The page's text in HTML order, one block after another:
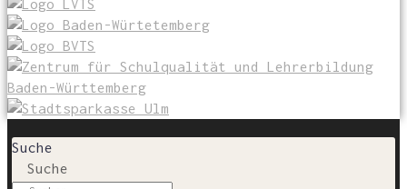
Suche
Suche